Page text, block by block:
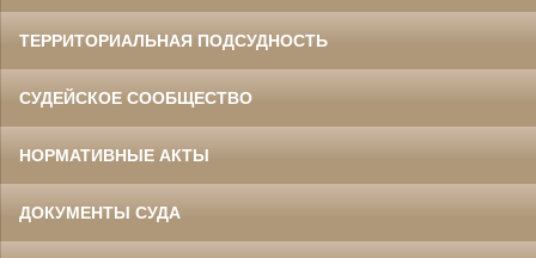
ТЕРРИТОРИАЛЬНАЯ ПОДСУДНОСТЬ
СУДЕЙСКОЕ СООБЩЕСТВО
НОРМАТИВНЫЕ АКТЫ
ДОКУМЕНТЫ СУДА